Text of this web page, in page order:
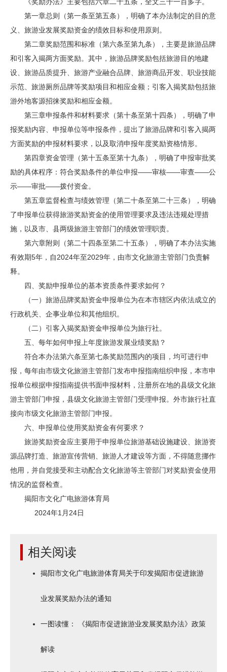
第一章总则（第一条至第五条），明确了本办法制定的目的意
义、旅游业发展奖励资金的绩效目标和使用原则。
第二章奖励范围和标准（第六条至第九条），主要是旅游品牌
和引客入揭两方面奖励。其中，旅游品牌奖励包括旅游目的地建
设、旅游品质提升、旅游产业融合品牌、旅游商品开发、职业技能
示范、旅游厕所品牌等奖励项目和相应金额；引客入揭奖励包括旅
游外地客源招徕奖励和相应金额。
第三章申报条件和材料要求（第十条至第十四条），明确了申
报奖励内容、申报单位等申报条件，提出了旅游品牌和引客入揭两
方面奖励的申报材料要求，以及取消申报年度奖励资格情形。
第四章资金管理（第十五条至第十九条），明确了申报审批奖
励的具体程序：符合奖励条件的单位申报——审核——审查——公
示——审批——拨付资金。
第五章监督检查与绩效管理（第二十条至第二十三条），明确
了申报单位获得旅游奖励资金的使用管理要求及违法违规处理措
施，以及市、县两级旅游主管部门的绩效管理职责。
第六章附则（第二十四条至第二十五条），明确了本办法实施
有效期5年，自2024年至2029年，由市文化旅游主管部门负责解
释。
四、奖励申报单位的基本资质条件要求如何？
（一）旅游品牌奖励资金申报单位为在本市辖区内依法成立的
行政机关、企事业单位和其他组织。
（二）引客入揭奖励资金申报单位为旅行社。
五、每年如何申报上年度旅游发展业绩奖励？
符合本办法第六条至第七条奖励范围内的项目，均可进行申
报，每年由市级文化旅游主管部门发布申报指南组织申报，本市申
报单位根据申报指南提供书面申报材料，注册所在地的县级文化旅
游主管部门申报，县级文化旅游主管部门受理申报。外市旅行社直
接向市级文化旅游主管部门申报。
六、申报单位使用奖励资金有何要求？
旅游奖励资金应主要用于申报单位旅游基础设施建设、旅游资
源品牌打造、旅游宣传营销、旅游人才建设等方面，不得随意挪作
他用，并自觉接受和主动配合文化旅游等主管部门对奖励资金使用
情况的监督检查。
揭阳市文化广电旅游体育局
2024年1月24日
相关阅读
揭阳市文化广电旅游体育局关于印发揭阳市促进旅游
业发展奖励办法的通知
一图读懂： 《揭阳市促进旅游业发展奖励办法》政策
解读